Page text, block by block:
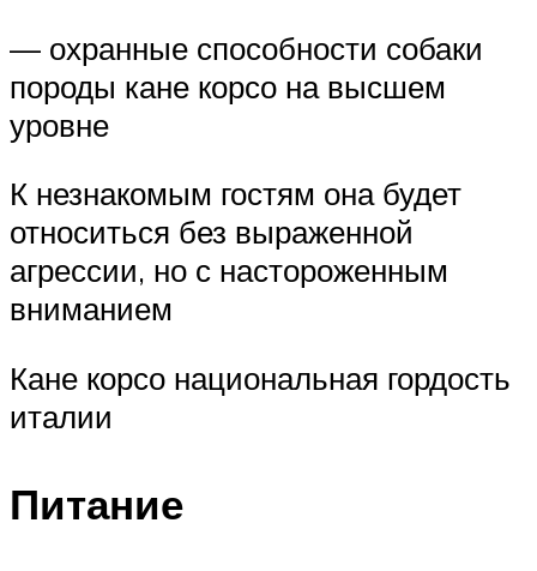
— охранные способности собаки
породы кане корсо на высшем
уровне
К незнакомым гостям она будет
относиться без выраженной
агрессии, но с настороженным
вниманием
Кане корсо национальная гордость
италии
Питание